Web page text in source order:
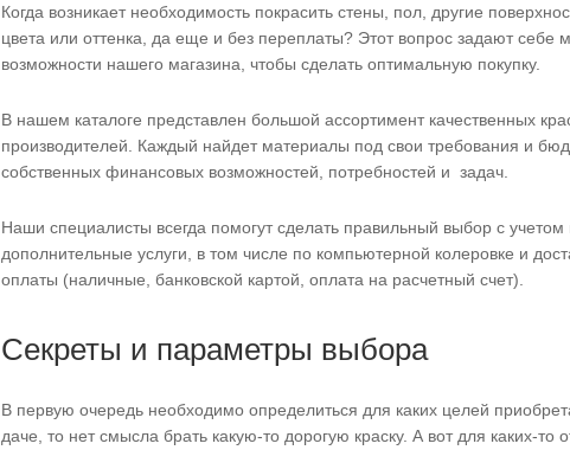
Когда возникает необходимость покрасить стены, пол, другие
цвета или оттенка, да еще и без переплаты? Этот вопрос задают себе
возможности нашего магазина, чтобы сделать оптимальную покупку.
В нашем каталоге представлен большой ассортимент качественных
производителей. Каждый найдет материалы под свои требования и
собственных финансовых возможностей, потребностей и задач.
Наши специалисты всегда помогут сделать правильный выбор с
дополнительные услуги, в том числе по компьютерной колеровке и
оплаты (наличные, банковской картой, оплата на расчетный счет).
Секреты и параметры выбора
В первую очередь необходимо определиться для каких целей
даче, то нет смысла брать какую-то дорогую краску. А вот для каких-